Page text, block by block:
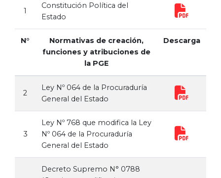
1
Constitución Política del
Estado
N°
Normativas de creación,
funciones y atribuciones de
la PGE
Descarga
2
Ley Nº 064 de la Procuraduría
General del Estado
3
Ley Nº 768 que modifica la Ley
Nº 064 de la Procuraduría
General del Estado
Decreto Supremo N° 0788